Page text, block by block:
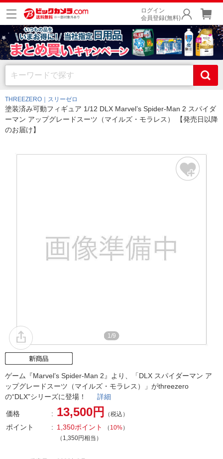
ログイン
会員登録(無料)
THREEZERO｜スリーゼロ
塗装済み可動フィギュア 1/12 DLX Marvel’s Spider-Man 2 スパイダ
ーマン アップグレードスーツ（マイルズ・モラレス） 【発売日以降
のお届け】
1/9
ゲーム『Marvel’s Spider-Man 2』より、「DLX スパイダーマン ア
ップグレードスーツ（マイルズ・モラレス）」がthreezero
の“DLX”シリーズに登場！ 詳細
価格 13,500円 （税込）
ポイント 1,350ポイント （ 10%）
（1,350円相当）